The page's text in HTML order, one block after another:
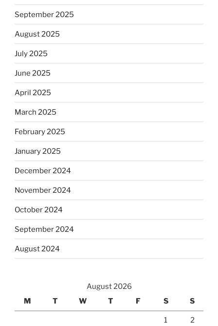
September 2025
August 2025
July 2025
June 2025
April 2025
March 2025
February 2025
January 2025
December 2024
November 2024
October 2024
September 2024
August 2024
August 2026
M
T W T F S S
1 2